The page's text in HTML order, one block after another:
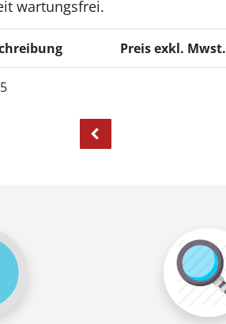
wartungsfrei.
Preis exkl. Mwst.